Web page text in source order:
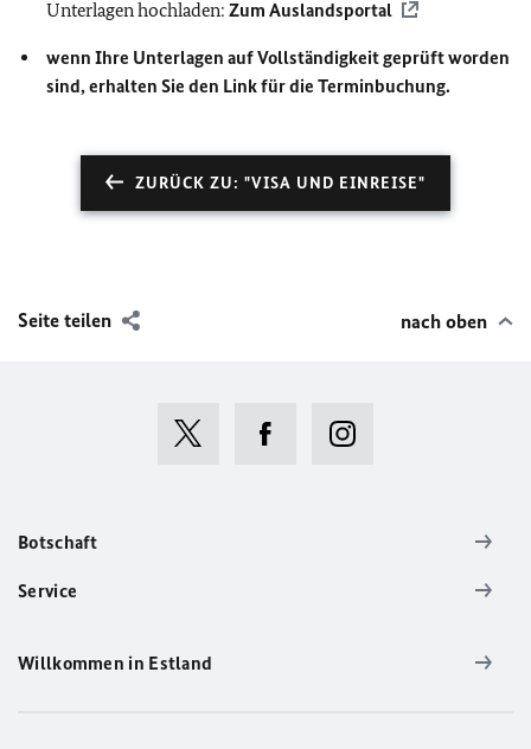
Unterlagen hochladen: Zum Auslandsportal
wenn Ihre Unterlagen auf Vollständigkeit geprüft worden
sind, erhalten Sie den Link für die Terminbuchung.
ZURÜCK ZU: "VISA UND EINREISE"
Seite teilen nach oben
Botschaft
Service
Willkommen in Estland